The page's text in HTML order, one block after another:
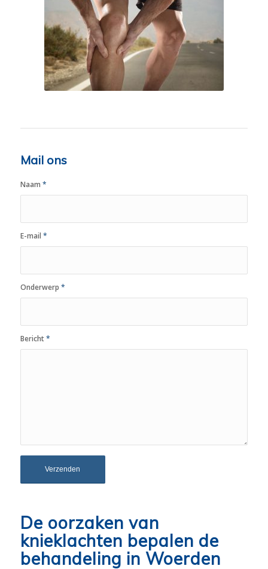
Mail ons
Naam *
E-mail *
Onderwerp *
Bericht*
De oorzaken van
knieklachten bepalen de
behandeling in Woerden